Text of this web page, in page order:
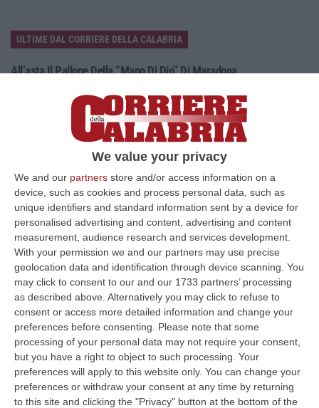
We value your privacy
We and our partners store and/or access information on a
device, such as cookies and process personal data, such as
unique identifiers and standard information sent by a device for
personalised advertising and content, advertising and content
measurement, audience research and services development.
With your permission we and our partners may use precise
geolocation data and identification through device scanning. You
may click to consent to our and our 1733 partners’ processing
as described above. Alternatively you may click to refuse to
consent or access more detailed information and change your
preferences before consenting.
Please note that some
processing of your personal data may not require your consent,
but you have a right to object to such processing. Your
preferences will apply to this website only. You can change your
preferences or withdraw your consent at any time by returning
to this site and clicking the "Privacy" button at the bottom of the
ULTIME DAL CORRIERE DELLA CALABRIA
All’asta Il Pallone Della “mano Di Dio” Di Maradona
vittoria dell’Argentina sull’Inghilterra ai Mondiali del 1986 potrebbe
08 Agosto, 23:28
Milano, Vannacci Candida Il Generale Burgio
“ROMA “La sfida delle grandi città correremo in tutte le grandi città
Milano, Bologna, Roma e Napoli. Ci presenteremo come Futuro
nazionale…
08 Agosto, 22:19
Messina, I “No Ponte” Di Nuovo In Marcia
“MESSINA “Chiediamo che venga chiusa la società Stretto di Messina. La
liquidazione era stata già indicata dal governo Monti nel 2013, e la…
08 Agosto, 21:20
Vinitaly And The City A Reggio: Il Grande Abbraccio Tra Identità
Del Territorio, Storia E Cultura – FOTO
“REGGIO CALABRIA Vinitaly and the City arriva a Reggio Calabria. Dopo il
successo dell’edizione di Sibari, dove la manifestazione ha fatto s…